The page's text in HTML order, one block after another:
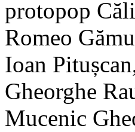
protopop
Romeo
Ioan
Gheorghe
Mucenic